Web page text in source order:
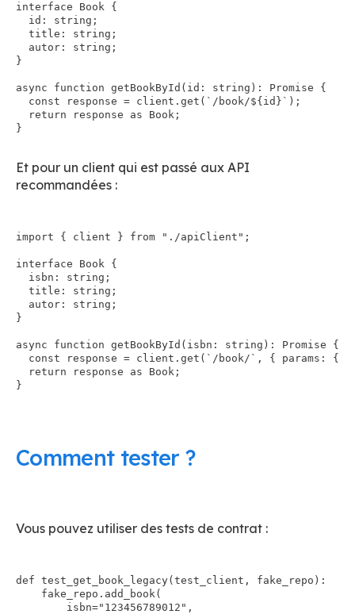
interface Book {
  id: string;
  title: string;
  autor: string;
}
async function getBookById(id: string): Promise {
  const response = client.get(`/book/${id}`);
  return response as Book;
}
Et pour un client qui est passé aux API
recommandées :
import { client } from "./apiClient";
interface Book {
  isbn: string;
  title: string;
  autor: string;
}
async function getBookById(isbn: string): Promise {
const response = client.get(`/book/`, { params: {
  return response as Book;
}
Comment tester ?
Vous pouvez utiliser des tests de contrat :
def test_get_book_legacy(test_client, fake_repo):
    fake_repo.add_book(
        isbn="123456789012",